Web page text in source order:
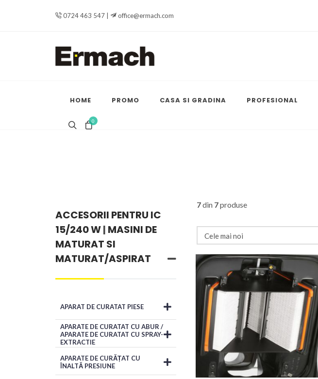
0724 463 547 | office@ermach.com
0
HOME PROMO CASA SI GRADINA PROFESIONAL
7din 7produse
ACCESORII PENTRU IC
15/240 W| MASINI DE
MATURAT SI
MATURAT/ASPIRAT
APARAT DE CURATAT PIESE
APARATE DE CURATAT CU ABUR /
APARATE DE CURATAT CU SPRAY-
EXTRACTIE
APARATE DE CURĂȚAT CU
ÎNALTĂ PRESIUNE